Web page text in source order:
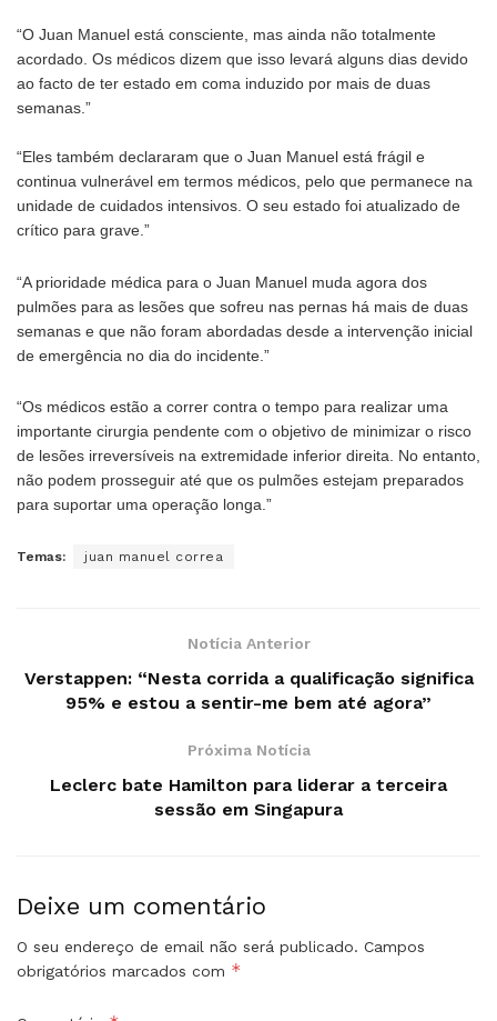
“O Juan Manuel está consciente, mas ainda não totalmente
acordado. Os médicos dizem que isso levará alguns dias devido
ao facto de ter estado em coma induzido por mais de duas
semanas.”
“Eles também declararam que o Juan Manuel está frágil e
continua vulnerável em termos médicos, pelo que permanece na
unidade de cuidados intensivos. O seu estado foi atualizado de
crítico para grave.”
“A prioridade médica para o Juan Manuel muda agora dos
pulmões para as lesões que sofreu nas pernas há mais de duas
semanas e que não foram abordadas desde a intervenção inicial
de emergência no dia do incidente.”
“Os médicos estão a correr contra o tempo para realizar uma
importante cirurgia pendente com o objetivo de minimizar o risco
de lesões irreversíveis na extremidade inferior direita. No entanto,
não podem prosseguir até que os pulmões estejam preparados
para suportar uma operação longa.”
Temas: juan manuel correa
Notícia Anterior
Verstappen: “Nesta corrida a qualificação significa
95% e estou a sentir-me bem até agora”
Próxima Notícia
Leclerc bate Hamilton para liderar a terceira
sessão em Singapura
Deixe um comentário
O seu endereço de email não será publicado. Campos
obrigatórios marcados com *